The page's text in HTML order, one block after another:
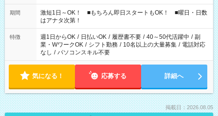
シフトもございます！ お気軽にご相談ください！
期間
激短1日～OK！ ■もちろん即日スタートもOK！ ■曜日・日数
はアナタ次第！
特徴 週1日からOK / 日払いOK / 履歴書不要 / 40～50代活躍中 / 副
業・WワークOK / シフト勤務 / 10名以上の大量募集 / 電話対応
なし / パソコンスキル不要
気になる！ 応募する 詳細へ
掲載日：2026.08.05